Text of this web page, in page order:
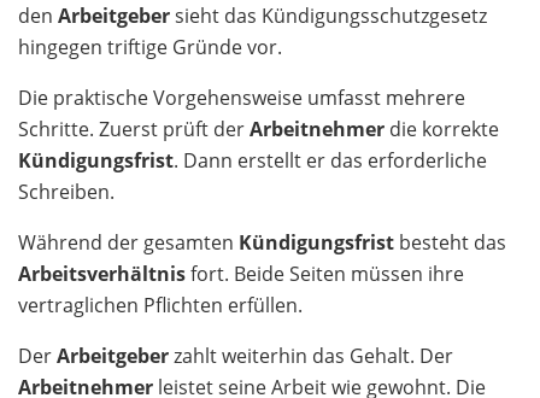
den Arbeitgebersieht das Kündigungsschutzgesetz
hingegen triftige Gründe vor.
Die praktische Vorgehensweise umfasst mehrere
Schritte. Zuerst prüft derArbeitnehmer die korrekte
Kündigungsfrist. Dann erstellt er das erforderliche
Schreiben.
Während der gesamten Kündigungsfrist besteht das
Arbeitsverhältnisfort. Beide Seiten müssen ihre
vertraglichen Pflichten erfüllen.
DerArbeitgeberzahlt weiterhin das Gehalt. Der
Arbeitnehmer leistet seine Arbeit wie gewohnt. Die